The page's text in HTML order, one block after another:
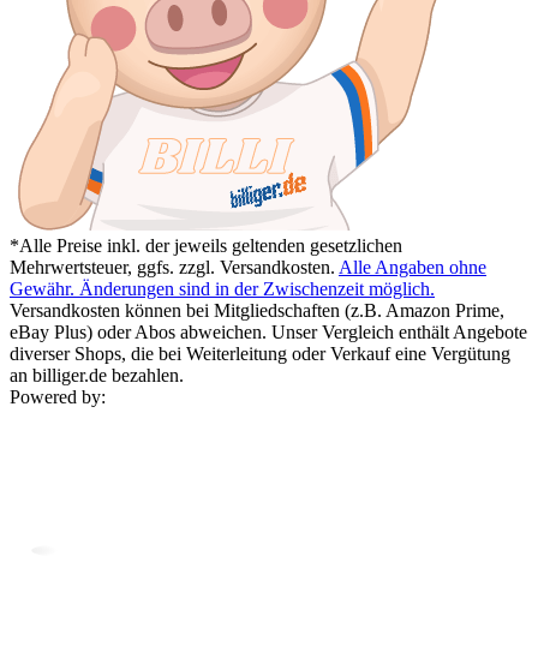
*Alle Preise inkl. der jeweils geltenden gesetzlichen
Mehrwertsteuer, ggfs. zzgl. Versandkosten. Alle Angaben ohne
Gewähr. Änderungen sind in der Zwischenzeit möglich.
Versandkosten können bei Mitgliedschaften (z.B. Amazon Prime,
eBay Plus) oder Abos abweichen. Unser Vergleich enthält Angebote
diverser Shops, die bei Weiterleitung oder Verkauf eine Vergütung
an billiger.de bezahlen.
Powered by: